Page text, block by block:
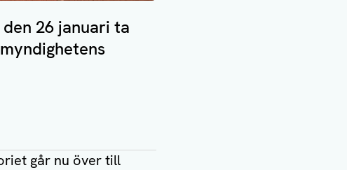
26 januari ta
går nu över till